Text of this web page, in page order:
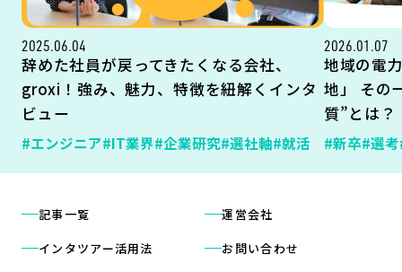
2025.06.04
辞めた社員が戻ってきたくなる会社、
groxi！強み、魅力、特徴を紐解くインタ
ビュー
#エンジニア#IT業界#企業研究#選社軸#就活
2026.01.07
地域の電
地」 その
質”とは？
#新卒#選考
記事一覧
インタツアー活用法
運営会社
お問い合わせ